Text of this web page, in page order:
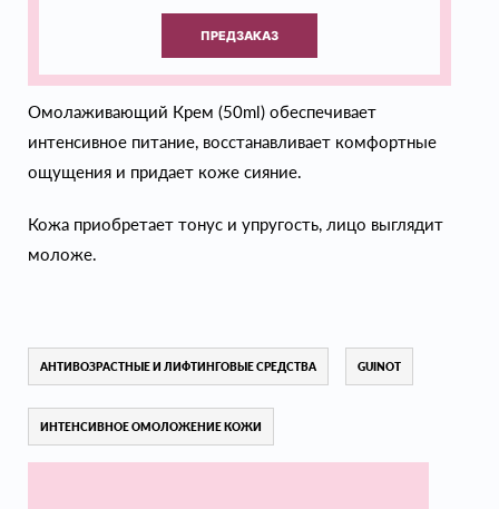
ПРЕДЗАКАЗ
Омолаживающий Крем (50ml) обеспечивает
интенсивное питание, восстанавливает комфортные
ощущения и придает коже сияние.
Кожа приобретает тонус и упругость, лицо выглядит
моложе.
АНТИВОЗРАСТНЫЕ И ЛИФТИНГОВЫЕ СРЕДСТВА GUINOT
ИНТЕНСИВНОЕ ОМОЛОЖЕНИЕ КОЖИ